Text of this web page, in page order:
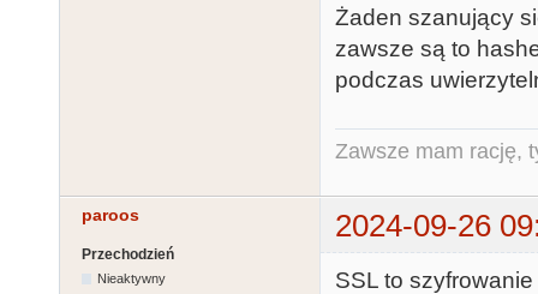
Żaden szanujący
zawsze są to
podczas
Zawsze mam rację,
paroos 2024-09-26
Przechodzień
Nieaktywny
SSL to